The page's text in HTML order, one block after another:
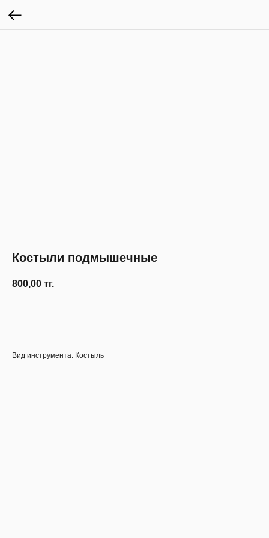
Костыли подмышечные
800,00 тг.
Вид инструмента: Костыль